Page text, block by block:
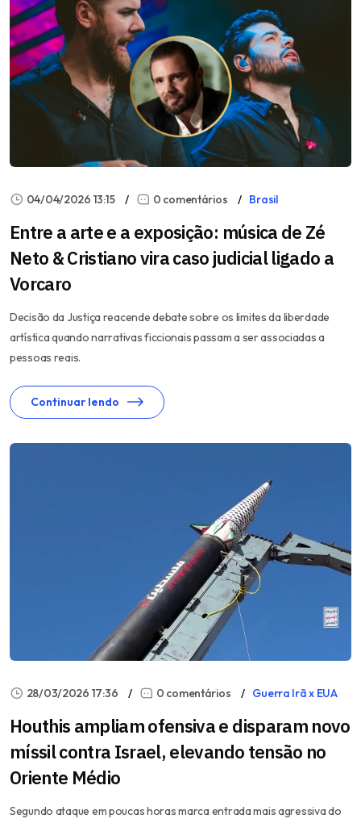
04/04/2026 13:15 0 comentários Brasil
Entre a arte e a exposição: música de Zé
Neto & Cristiano vira caso judicial ligado a
Vorcaro
Decisão da Justiça reacende debate sobre os limites da liberdade
artística quando narrativas ficcionais passam a ser associadas a
pessoas reais.
Continuar lendo
28/03/2026 17:36 0 comentários Guerra Irã x EUA
Houthis ampliam ofensiva e disparam novo
míssil contra Israel, elevando tensão no
Oriente Médio
Segundo ataque em poucas horas marca entrada mais agressiva do